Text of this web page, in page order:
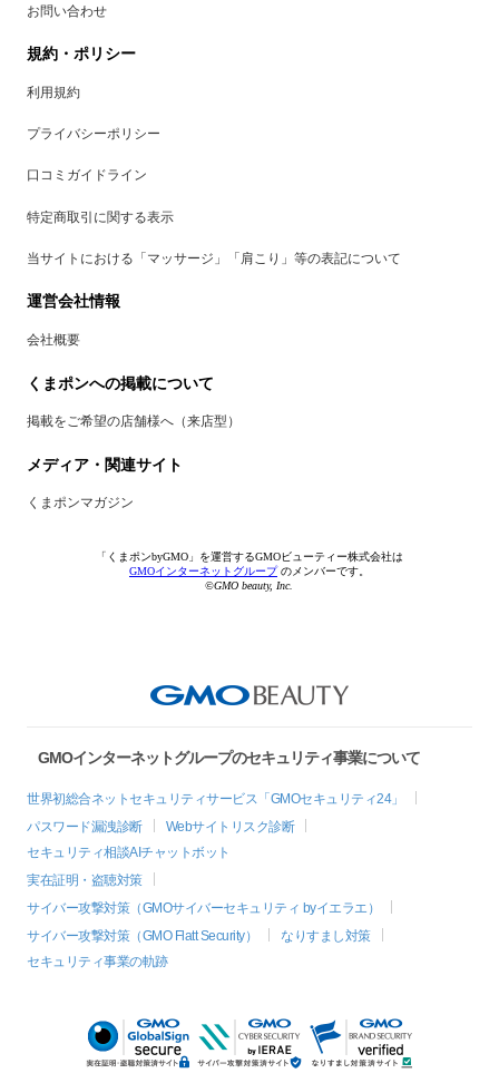
お問い合わせ
規約・ポリシー
利用規約
プライバシーポリシー
口コミガイドライン
特定商取引に関する表示
当サイトにおける「マッサージ」「肩こり」等の表記について
運営会社情報
会社概要
くまポンへの掲載について
掲載をご希望の店舗様へ（来店型）
メディア・関連サイト
くまポンマガジン
「くまポンbyGMO」を運営するGMOビューティー株式会社は
GMOインターネットグループのメンバーです。
©GMO beauty, Inc.
GMOインターネットグループのセキュリティ事業について
世界初総合ネットセキュリティサービス「GMOセキュリティ24」
パスワード漏洩診断
Webサイトリスク診断
セキュリティ相談AIチャットボット
実在証明・盗聴対策
サイバー攻撃対策（GMOサイバーセキュリティ byイエラエ）
サイバー攻撃対策（GMO Flatt Security）
なりすまし対策
セキュリティ事業の軌跡